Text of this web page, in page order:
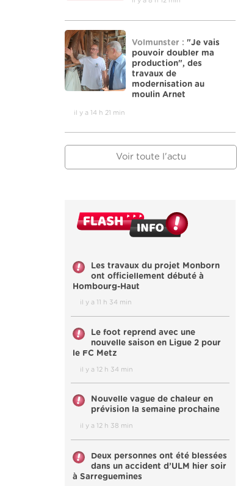
Volmunster : "Je vais
pouvoir doubler ma
production", des
travaux de
modernisation au
moulin Arnet
il y a 14 h 21 min
Voir toute l'actu
Les travaux du projet Monborn
ont officiellement débuté à
Hombourg-Haut
il y a 11 h 34 min
Le foot reprend avec une
nouvelle saison en Ligue 2 pour
le FC Metz
il y a 12 h 34 min
Nouvelle vague de chaleur en
prévision la semaine prochaine
il y a 12 h 38 min
Deux personnes ont été blessées
dans un accident d’ULM hier soir
à Sarreguemines